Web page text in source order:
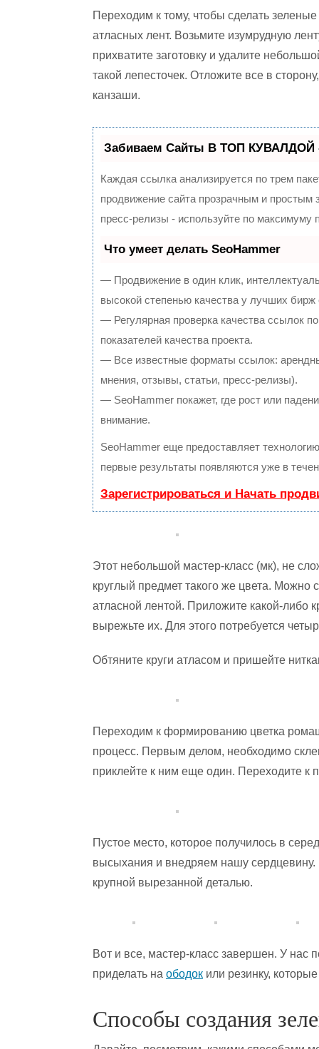
Переходим к тому, чтобы сделать
атласных лент. Возьмите изумрудную
прихватите заготовку и удалите
такой лепесточек. Отложите все в
канзаши.
Забиваем Сайты В ТОП КУВАЛДОЙ -
Каждая ссылка анализируется по трем
продвижение сайта прозрачным и
пресс-релизы - используйте по
Что умеет делать SeoHammer
— Продвижение в один клик,
высокой степенью качества у лучших бирж
— Регулярная проверка качества ссылок
показателей качества проекта.
— Все известные форматы ссылок:
мнения, отзывы, статьи, пресс-релизы).
— SeoHammer покажет, где рост или
внимание.
SeoHammer еще предоставляет
первые результаты появляются уже в
Зарегистрироваться и Начать
Этот небольшой мастер-класс (мк), не
круглый предмет такого же цвета. Можно
атласной лентой. Приложите какой-либо
вырежьте их. Для этого потребуется
Обтяните круги атласом и пришейте
Переходим к формированию цветка
процесс. Первым делом, необходимо
приклейте к ним еще один. Переходите к
Пустое место, которое получилось в
высыхания и внедряем нашу сердцевину.
крупной вырезанной деталью.
Вот и все, мастер-класс завершен. У
приделать на ободок или резинку,
Способы создания